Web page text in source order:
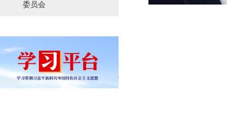
委员会